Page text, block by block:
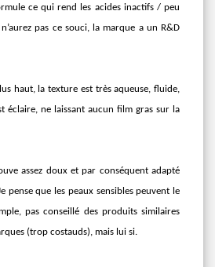
ce qui rend les acides inactifs / peu
pas ce souci, la marque a un R&D
haut, la texture est très aqueuse, fluide,
éclaire, ne laissant aucun film gras sur la
assez doux et par conséquent adapté
pense que les peaux sensibles peuvent le
pas conseillé des produits similaires
(trop costauds), mais lui si.